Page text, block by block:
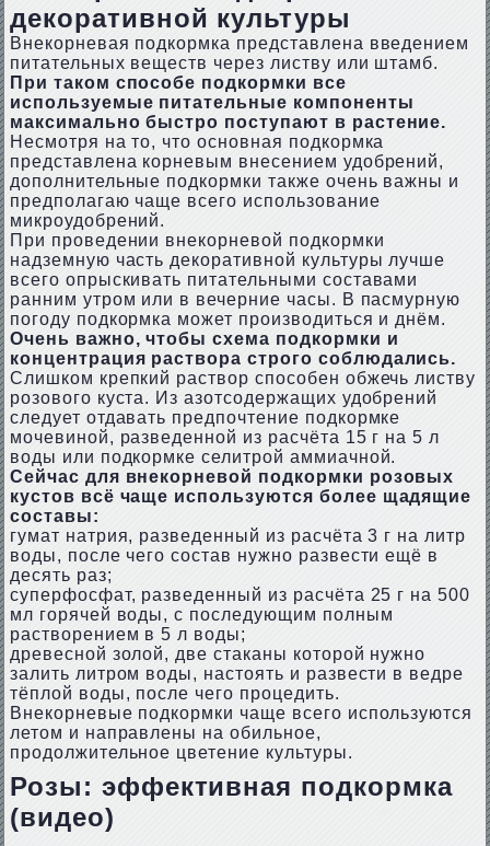
декоративной культуры
Внекорневая подкормка представлена введением
питательных веществ через листву или штамб.
При таком способе подкормки все
используемые питательные компоненты
максимально быстро поступают в растение.
Несмотря на то, что основная подкормка
представлена корневым внесением удобрений,
дополнительные подкормки также очень важны и
предполагаю чаще всего использование
микроудобрений.
При проведении внекорневой подкормки
надземную часть декоративной культуры лучше
всего опрыскивать питательными составами
ранним утром или в вечерние часы. В пасмурную
погоду подкормка может производиться и днём.
Очень важно, чтобы схема подкормки и
концентрация раствора строго соблюдались.
Слишком крепкий раствор способен обжечь листву
розового куста. Из азотсодержащих удобрений
следует отдавать предпочтение подкормке
мочевиной, разведенной из расчёта 15 г на 5 л
воды или подкормке селитрой аммиачной.
Сейчас для внекорневой подкормки розовых
кустов всё чаще используются более щадящие
составы:
гумат натрия, разведенный из расчёта 3 г на литр
воды, после чего состав нужно развести ещё в
десять раз;
суперфосфат, разведенный из расчёта 25 г на 500
мл горячей воды, с последующим полным
растворением в 5 л воды;
древесной золой, две стаканы которой нужно
залить литром воды, настоять и развести в ведре
тёплой воды, после чего процедить.
Внекорневые подкормки чаще всего используются
летом и направлены на обильное,
продолжительное цветение культуры.
Розы: эффективная подкормка
(видео)